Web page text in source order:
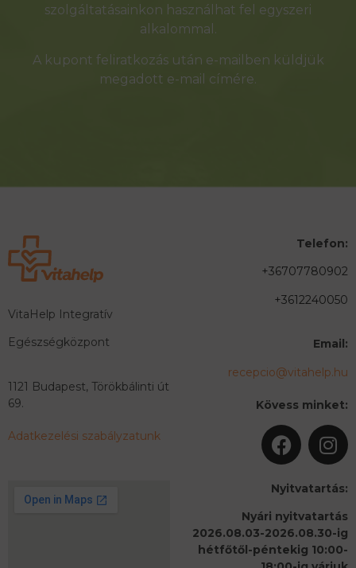
szolgáltatásainkon használhat fel egyszeri
alkalommal.
A kupont feliratkozás után e-mailben küldjük
megadott e-mail címére.
VitaHelp Integratív
Egészségközpont
1121 Budapest, Törökbálinti út
69.
Adatkezelési szabályzatunk
Telefon:
+36707780902
+3612240050
Email:
recepcio@vitahelp.hu
Kövess minket:
Nyitvatartás:
Nyári nyitvatartás
2026.08.03-2026.08.30-ig
hétfőtől-péntekig 10:00-